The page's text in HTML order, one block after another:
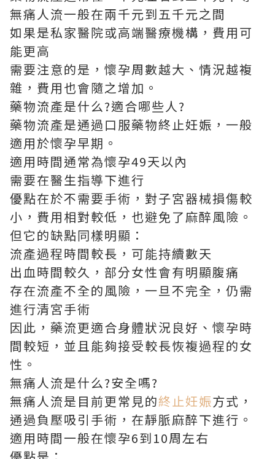
無痛人流一般在兩千元到五千元之間
如果是私家醫院或高端醫療機構，費用可
能更高
需要注意的是，懷孕周數越大、情況越複
雜，費用也會隨之增加。
藥物流產是什么?適合哪些人?
藥物流產是通過口服藥物終止妊娠，一般
適用於懷孕早期。
適用時間通常為懷孕49天以內
需要在醫生指導下進行
優點在於不需要手術，對子宮器械損傷較
小，費用相對較低，也避免了麻醉風險。
但它的缺點同樣明顯：
流產過程時間較長，可能持續數天
出血時間較久，部分女性會有明顯腹痛
存在流產不全的風險，一旦不完全，仍需
進行清宮手術
因此，藥流更適合身體狀況良好、懷孕時
間較短，並且能夠接受較長恢複過程的女
性。
無痛人流是什么?安全嗎?
無痛人流是目前更常見的終止妊娠方式，
通過負壓吸引手術，在靜脈麻醉下進行。
適用時間一般在懷孕6到10周左右